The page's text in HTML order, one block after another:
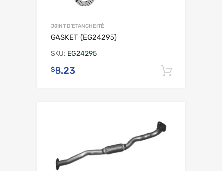
JOINT D'ETANCHEITÉ
GASKET (EG24295)
SKU: EG24295
$8.23